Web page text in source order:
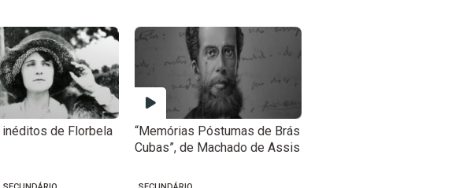
de Florbela
“Memórias Póstumas de Brás
Cubas”, de Machado de Assis